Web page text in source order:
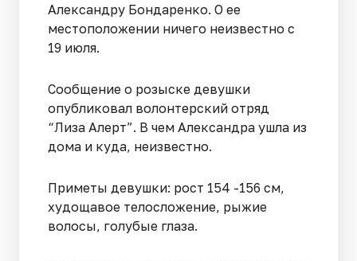
Александру Бондаренко. О ее
местоположении ничего неизвестно с
19 июля.
Сообщение о розыске девушки
опубликовал волонтерский отряд
“Лиза Алерт”. В чем Александра ушла из
дома и куда, неизвестно.
Приметы девушки: рост 154 -156 см,
худощавое телосложение, рыжие
волосы, голубые глаза.